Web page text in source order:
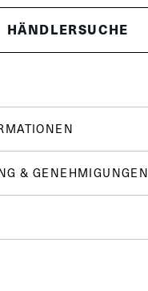
HÄNDLERSUCHE
& GENEHMIGUNGEN